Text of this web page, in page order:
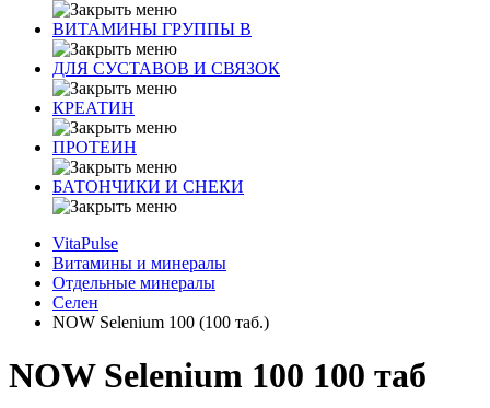
ВИТАМИНЫ ГРУППЫ В
ДЛЯ СУСТАВОВ И СВЯЗОК
КРЕАТИН
ПРОТЕИН
БАТОНЧИКИ И СНЕКИ
VitaPulse
Витамины и минералы
Отдельные минералы
Селен
NOW Selenium 100 (100 таб.)
NOW Selenium 100 100 таб